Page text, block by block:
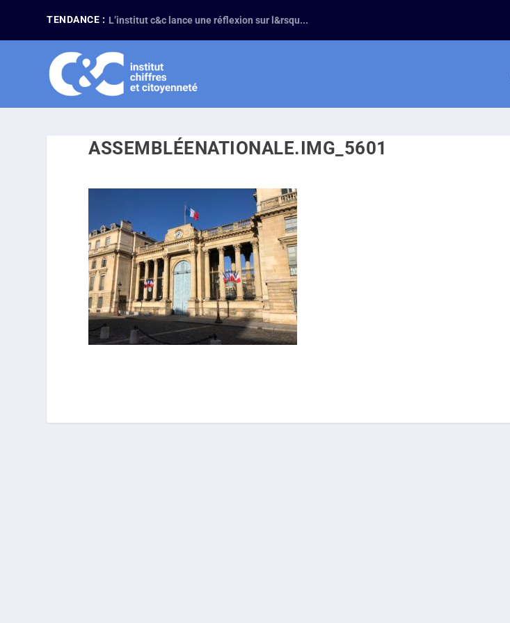
TENDANCE : L’institut c&c lance une réflexion sur l&rsqu...
ASSEMBLÉENATIONALE.IMG_5601